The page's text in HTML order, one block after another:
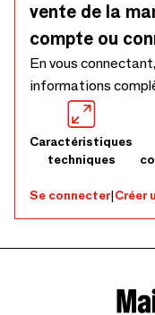
vente de la
compte ou
En vous
informations
Caractéristiques
techniques
Se connecter|Créer